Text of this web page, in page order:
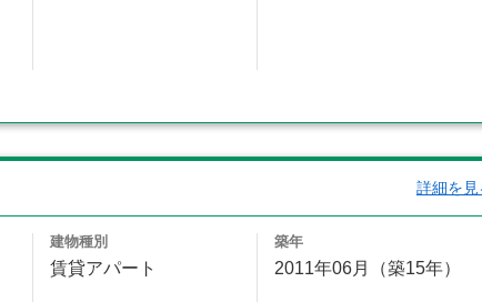
詳細を見
建物種別
賃貸アパート
築年
2011年06月（築15年）